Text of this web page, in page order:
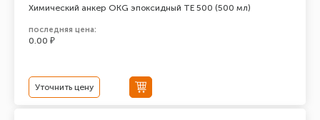
Химический анкер ОКG эпоксидный ТЕ 500 (500 мл)
последняя цена:
0.00 ₽
Уточнить цену